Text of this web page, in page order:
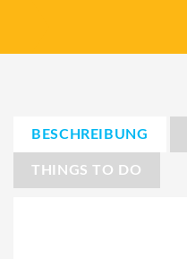
BESCHREIBUNG
THINGS TO DO